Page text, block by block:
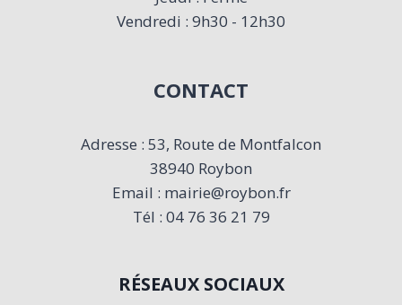
Vendredi : 9h30 - 12h30
CONTACT
Adresse : 53, Route de Montfalcon
38940 Roybon
Email : mairie@roybon.fr
Tél : 04 76 36 21 79
RÉSEAUX SOCIAUX